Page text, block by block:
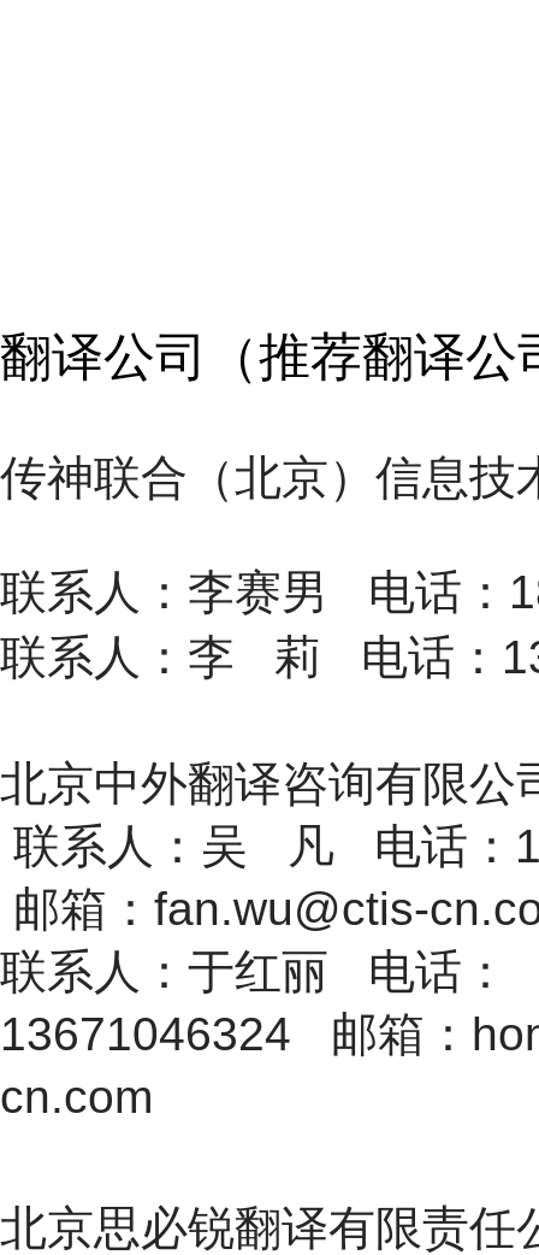
翻译公司（推荐翻译
传神联合（北京）信
联系人：李赛男 电话：
联系人：李 莉 电话：
北京中外翻译咨
联系人：吴 凡 电话：
邮箱：fan.wu@ctis-
联系人：于红丽 电话：
13671046324 邮箱：
cn.com
北京思必锐翻译有